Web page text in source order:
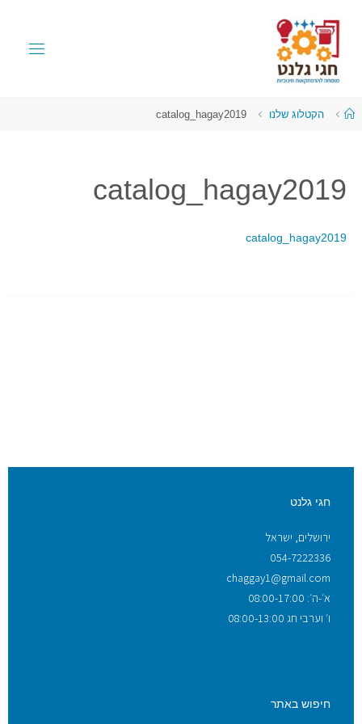
הקטלוג שלנו catalog_hagay2019
catalog_hagay2019
catalog_hagay2019
חגי גלנט
ירושלים, ישראל
054-7222336
chaggay1@gmail.com
א׳-ה׳: 08:00-17:00
ו׳ וערבי חג 08:00-13:00
חיפוש באתר